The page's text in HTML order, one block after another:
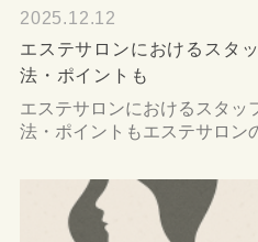
2025.12.12
エステサロンにおけるスタ
法・ポイントも
エステサロンにおけるスタッ
法・ポイントもエステサロン